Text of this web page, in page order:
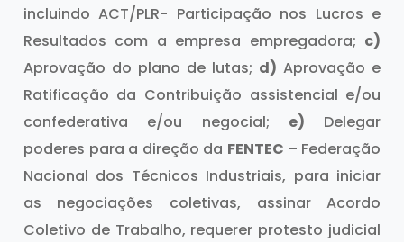
incluindo ACT/PLR- Participação nos Lucros e
Resultados com a empresa empregadora; c)
Aprovação do plano de lutas; d) Aprovação e
Ratificação da Contribuição assistencial e/ou
confederativa e/ou negocial; e) Delegar
poderes para a direção da FENTEC – Federação
Nacional dos Técnicos Industriais, para iniciar
as negociações coletivas, assinar Acordo
Coletivo de Trabalho, requerer protesto judicial